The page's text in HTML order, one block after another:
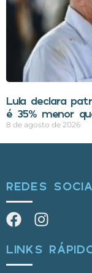
Lula declara
é 35% menor
8 de agosto de 2026
REDES
LINKS